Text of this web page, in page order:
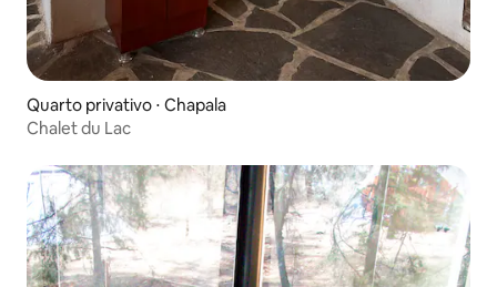
Quarto privativo ⋅ Chapala
Chalet du Lac